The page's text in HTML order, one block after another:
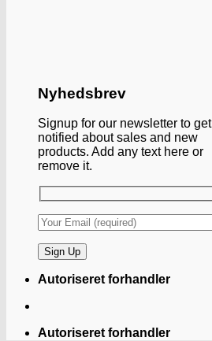
Nyhedsbrev
Signup for our newsletter to get
notified about sales and new
products. Add any text here or
remove it.
Autoriseret forhandler
Autoriseret forhandler